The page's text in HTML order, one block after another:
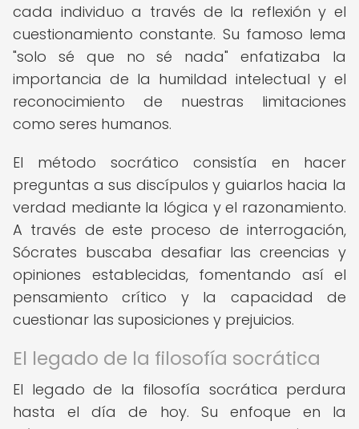
cada individuo a través de la reflexión y el
cuestionamiento constante. Su famoso lema
"solo sé que no sé nada" enfatizaba la
importancia de la humildad intelectual y el
reconocimiento de nuestras limitaciones
como seres humanos.
El método socrático consistía en hacer
preguntas a sus discípulos y guiarlos hacia la
verdad mediante la lógica y el razonamiento.
A través de este proceso de interrogación,
Sócrates buscaba desafiar las creencias y
opiniones establecidas, fomentando así el
pensamiento crítico y la capacidad de
cuestionar las suposiciones y prejuicios.
El legado de la filosofía socrática
El legado de la filosofía socrática perdura
hasta el día de hoy. Su enfoque en la